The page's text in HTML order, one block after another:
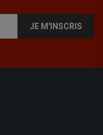
JE M'INSCRIS